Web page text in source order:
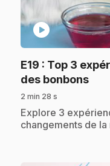
play_circle
E19 : Top 3
des bonbons.
2 min 28 s
.Explore 3
changements de la